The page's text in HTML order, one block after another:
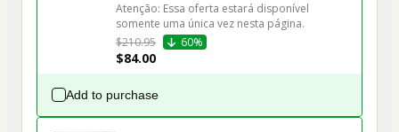
Atenção: Essa oferta estará disponível
somente uma única vez nesta página.
$210.95
60%
$84.00
Add to purchase